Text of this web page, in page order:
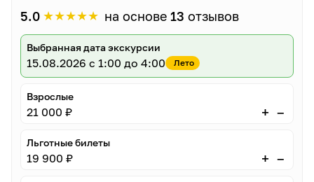
5.0 ★★★★★ на основе 13 отзывов
Выбранная дата экскурсии
15.08.2026 с 1:00 до 4:00 Лето
Взрослые
21 000 ₽ + –
Льготные билеты
19 900 ₽ + –